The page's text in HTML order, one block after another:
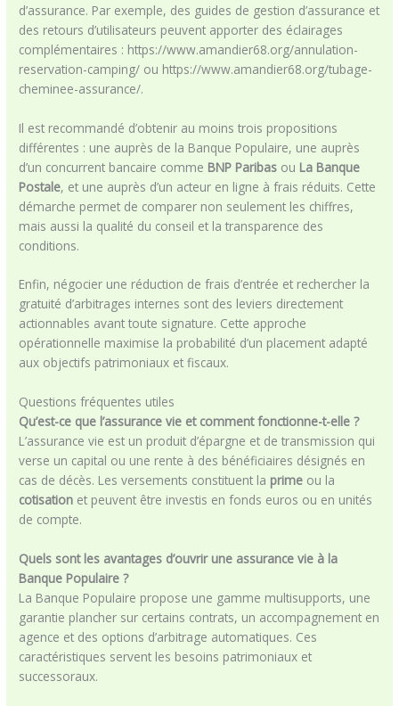
d’assurance. Par exemple, des guides de gestion d’assurance et
des retours d’utilisateurs peuvent apporter des éclairages
complémentaires : https://www.amandier68.org/annulation-
reservation-camping/ ou https://www.amandier68.org/tubage-
cheminee-assurance/.
Il est recommandé d’obtenir au moins trois propositions
différentes : une auprès de la Banque Populaire, une auprès
d’un concurrent bancaire comme BNP Paribas ou La Banque
Postale, et une auprès d’un acteur en ligne à frais réduits. Cette
démarche permet de comparer non seulement les chiffres,
mais aussi la qualité du conseil et la transparence des
conditions.
Enfin, négocier une réduction de frais d’entrée et rechercher la
gratuité d’arbitrages internes sont des leviers directement
actionnables avant toute signature. Cette approche
opérationnelle maximise la probabilité d’un placement adapté
aux objectifs patrimoniaux et fiscaux.
Questions fréquentes utiles
Qu’est-ce que l’assurance vie et comment fonctionne-t-elle ?
L’assurance vie est un produit d’épargne et de transmission qui
verse un capital ou une rente à des bénéficiaires désignés en
cas de décès. Les versements constituent la prime ou la
cotisation et peuvent être investis en fonds euros ou en unités
de compte.
Quels sont les avantages d’ouvrir une assurance vie à la
Banque Populaire ?
La Banque Populaire propose une gamme multisupports, une
garantie plancher sur certains contrats, un accompagnement en
agence et des options d’arbitrage automatiques. Ces
caractéristiques servent les besoins patrimoniaux et
successoraux.